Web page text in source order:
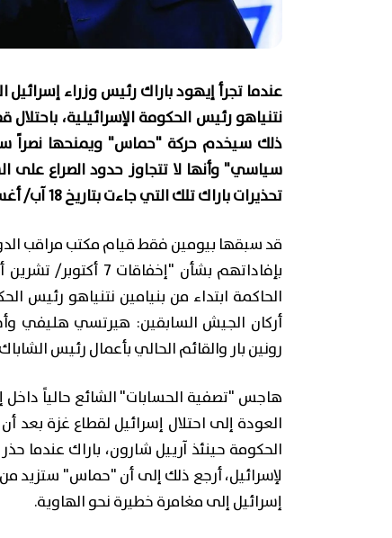
عندما تجرأ إيهود باراك رئيس وزراء
نتنياهو رئيس الحكومة الإسرائيلية،
ذلك سيخدم حركة "حماس" ويمنحها نصراً
سياسي" وأنها لا تتجاوز حدود الصراع
تحذيرات باراك تلك التي جاءت بتاريخ 18 آب/ أغسطس الحالي.
قد سبقها بيومين فقط قيام مكتب مراقب
الحاكمة ابتداء من بنيامين نتنياهو رئيس
أركان الجيش السابقين: هيرتسي هليفي
رونين بار والقائم الحالي بأعمال رئيس
هاجس "تصفية الحسابات" الشائع حالياً داخل
الحكومة حينئذ آرييل شارون، باراك عندما
لإسرائيل، أرجع ذلك إلى أن "حماس" ستزيد من
إسرائيل إلى مغامرة خطيرة نحو الهاوية.